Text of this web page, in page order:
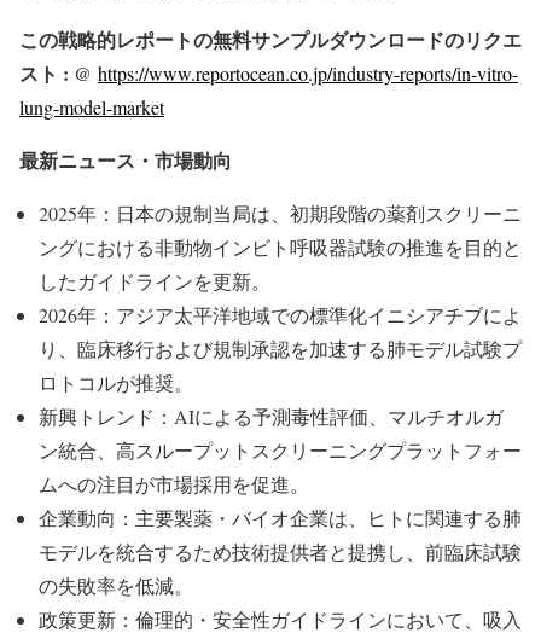
この戦略的レポートの無料サンプルダウンロードのリクエ
スト : @ https://www.reportocean.co.jp/industry-reports/in-vitro-
lung-model-market
最新ニュース・市場動向
2025年：日本の規制当局は、初期段階の薬剤スクリーニ
ングにおける非動物インビト呼吸器試験の推進を目的と
したガイドラインを更新。
2026年：アジア太平洋地域での標準化イニシアチブによ
り、臨床移行および規制承認を加速する肺モデル試験プ
ロトコルが推奨。
新興トレンド：AIによる予測毒性評価、マルチオルガ
ン統合、高スループットスクリーニングプラットフォー
ムへの注目が市場採用を促進。
企業動向：主要製薬・バイオ企業は、ヒトに関連する肺
モデルを統合するため技術提供者と提携し、前臨床試験
の失敗率を低減。
政策更新：倫理的・安全性ガイドラインにおいて、吸入